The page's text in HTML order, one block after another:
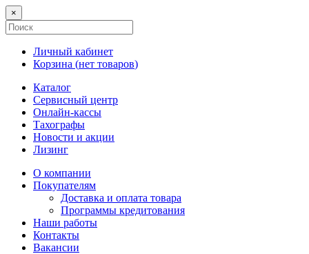
×
Личный кабинет
Корзина (нет товаров)
Каталог
Сервисный центр
Онлайн-кассы
Тахографы
Новости и акции
Лизинг
О компании
Покупателям
Доставка и оплата товара
Программы кредитования
Наши работы
Контакты
Вакансии